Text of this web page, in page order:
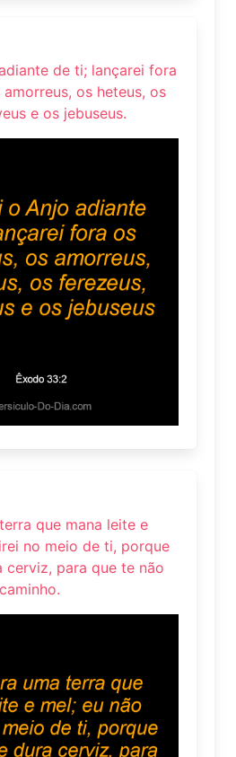
de ti; lançarei fora
os heteus, os
e os jebuseus.
que mana leite e
no meio de ti, porque
cerviz, para que te não